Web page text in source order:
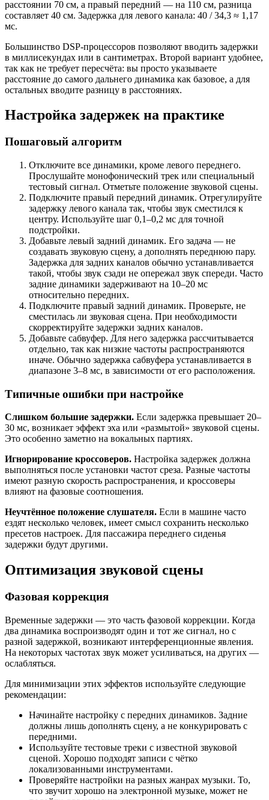
расстоянии 70 см, а правый передний — на 110 см, разница
составляет 40 см. Задержка для левого канала: 40 / 34,3 ≈ 1,17
мс.
Большинство DSP-процессоров позволяют вводить задержки
в миллисекундах или в сантиметрах. Второй вариант удобнее,
так как не требует пересчёта: вы просто указываете
расстояние до самого дальнего динамика как базовое, а для
остальных вводите разницу в расстояниях.
Настройка задержек на практике
Пошаговый алгоритм
Отключите все динамики, кроме левого переднего.
Прослушайте монофонический трек или специальный
тестовый сигнал. Отметьте положение звуковой сцены.
Подключите правый передний динамик. Отрегулируйте
задержку левого канала так, чтобы звук сместился к
центру. Используйте шаг 0,1–0,2 мс для точной
подстройки.
Добавьте левый задний динамик. Его задача — не
создавать звуковую сцену, а дополнять переднюю пару.
Задержка для задних каналов обычно устанавливается
такой, чтобы звук сзади не опережал звук спереди. Часто
задние динамики задерживают на 10–20 мс
относительно передних.
Подключите правый задний динамик. Проверьте, не
сместилась ли звуковая сцена. При необходимости
скорректируйте задержки задних каналов.
Добавьте сабвуфер. Для него задержка рассчитывается
отдельно, так как низкие частоты распространяются
иначе. Обычно задержка сабвуфера устанавливается в
диапазоне 3–8 мс, в зависимости от его расположения.
Типичные ошибки при настройке
Слишком большие задержки. Если задержка превышает 20–
30 мс, возникает эффект эха или «размытой» звуковой сцены.
Это особенно заметно на вокальных партиях.
Игнорирование кроссоверов. Настройка задержек должна
выполняться после установки частот среза. Разные частоты
имеют разную скорость распространения, и кроссоверы
влияют на фазовые соотношения.
Неучтённое положение слушателя. Если в машине часто
ездят несколько человек, имеет смысл сохранить несколько
пресетов настроек. Для пассажира переднего сиденья
задержки будут другими.
Оптимизация звуковой сцены
Фазовая коррекция
Временные задержки — это часть фазовой коррекции. Когда
два динамика воспроизводят один и тот же сигнал, но с
разной задержкой, возникают интерференционные явления.
На некоторых частотах звук может усиливаться, на других —
ослабляться.
Для минимизации этих эффектов используйте следующие
рекомендации:
Начинайте настройку с передних динамиков. Задние
должны лишь дополнять сцену, а не конкурировать с
передними.
Используйте тестовые треки с известной звуковой
сценой. Хорошо подходят записи с чётко
локализованными инструментами.
Проверяйте настройки на разных жанрах музыки. То,
что звучит хорошо на электронной музыке, может не